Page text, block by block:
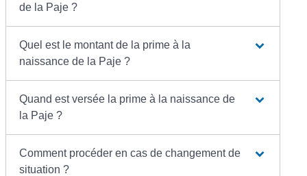
de la Paje ?
Quel est le montant de la prime à la
naissance de la Paje ?
Quand est versée la prime à la naissance de
la Paje ?
Comment procéder en cas de changement de
situation ?